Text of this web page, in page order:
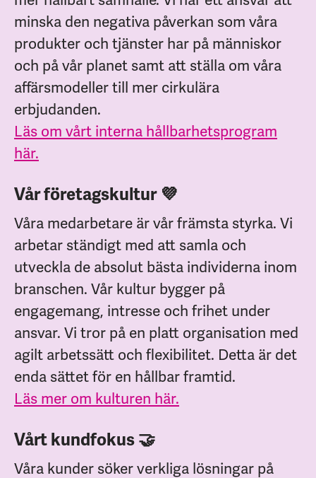
minska den negativa påverkan som våra
produkter och tjänster har på människor
och på vår planet samt att ställa om våra
affärsmodeller till mer cirkulära
erbjudanden.
Läs om vårt interna hållbarhetsprogram
här.
Vår företagskultur 💜
Våra medarbetare är vår främsta styrka. Vi
arbetar ständigt med att samla och
utveckla de absolut bästa individerna inom
branschen. Vår kultur bygger på
engagemang, intresse och frihet under
ansvar. Vi tror på en platt organisation med
agilt arbetssätt och flexibilitet. Detta är det
enda sättet för en hållbar framtid.
Läs mer om kulturen här.
Vårt kundfokus 🤝
Våra kunder söker verkliga lösningar på